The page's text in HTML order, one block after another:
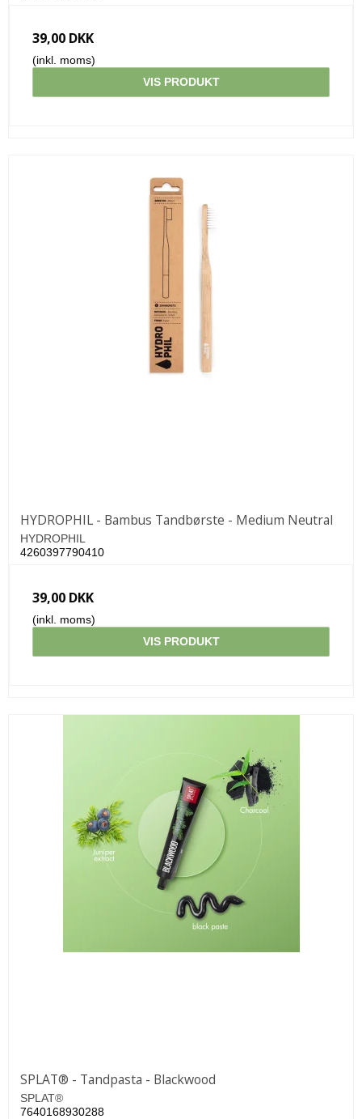
39,00 DKK
(inkl. moms)
VIS PRODUKT
HYDROPHIL - Bambus Tandbørste - Medium Neutral
HYDROPHIL
4260397790410
39,00 DKK
(inkl. moms)
VIS PRODUKT
SPLAT® - Tandpasta - Blackwood
SPLAT®
7640168930288